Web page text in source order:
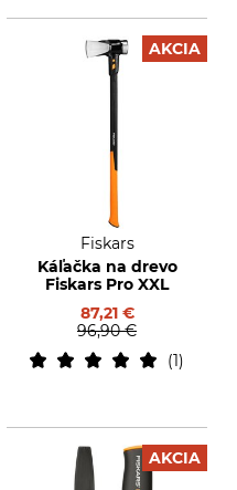
AKCIA
Fiskars
Káľačka na drevo
Fiskars Pro XXL
87,21 €
96,90 €
1
AKCIA